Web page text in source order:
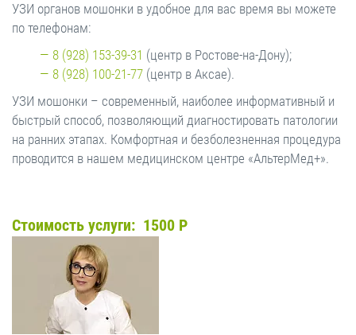
УЗИ органов мошонки в удобное для вас время вы можете
по телефонам:
8 (928) 153-39-31 (центр в Ростове-на-Дону);
8 (928) 100-21-77 (центр в Аксае).
УЗИ мошонки – современный, наиболее информативный и
быстрый способ, позволяющий диагностировать патологии
на ранних этапах. Комфортная и безболезненная процедура
проводится в нашем медицинском центре «АльтерМед+».
Стоимость услуги: 1500 Р